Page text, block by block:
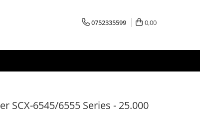
0752335599 0,00
SCX-6545/6555 Series - 25.000